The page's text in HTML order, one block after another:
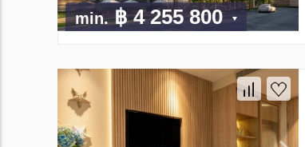
min.฿ 4 255 800